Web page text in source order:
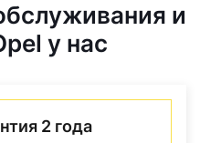
и
у нас
2 года